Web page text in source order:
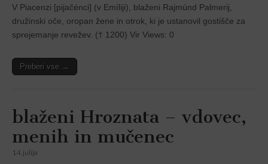
V Piacenzi [pijačénci] (v Emíliji), blaženi Rajmúnd Palmerij,
družinski oče, oropan žene in otrok, ki je ustanovil gostišče za
sprejemanje revežev. († 1200) Vir Views: 0
Preberi vse →
blaženi Hroznata – vdovec,
menih in mučenec
14. julija